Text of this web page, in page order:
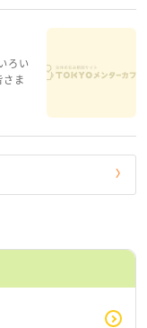
ろい
ま
し
で